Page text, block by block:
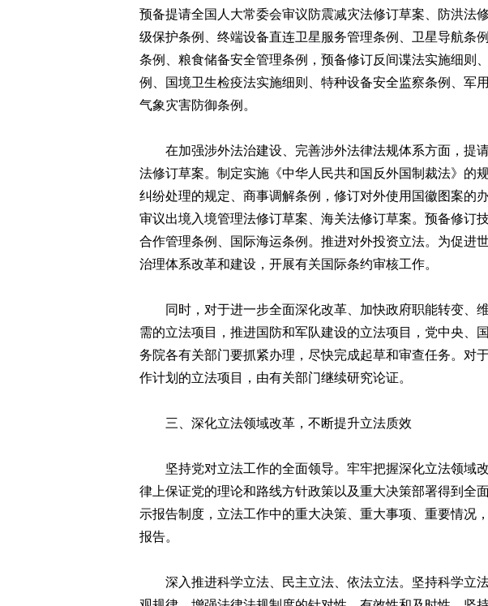
预备提请全国人大常委会审议防震减灾法修订草案、防洪法
级保护条例、终端设备直连卫星服务管理条例、卫星导航条
条例、粮食储备安全管理条例，预备修订反间谍法实施细则
例、国境卫生检疫法实施细则、特种设备安全监察条例、军
气象灾害防御条例。
在加强涉外法治建设、完善涉外法律法规体系方面，提
法修订草案。制定实施《中华人民共和国反外国制裁法》的
纠纷处理的规定、商事调解条例，修订对外使用国徽图案的
审议出境入境管理法修订草案、海关法修订草案。预备修订
合作管理条例、国际海运条例。推进对外投资立法。为促进
治理体系改革和建设，开展有关国际条约审核工作。
同时，对于进一步全面深化改革、加快政府职能转变、
需的立法项目，推进国防和军队建设的立法项目，党中央、
务院各有关部门要抓紧办理，尽快完成起草和审查任务。对
作计划的立法项目，由有关部门继续研究论证。
三、深化立法领域改革，不断提升立法质效
坚持党对立法工作的全面领导。牢牢把握深化立法领域
律上保证党的理论和路线方针政策以及重大决策部署得到全
示报告制度，立法工作中的重大决策、重大事项、重要情况
报告。
深入推进科学立法、民主立法、依法立法。坚持科学立